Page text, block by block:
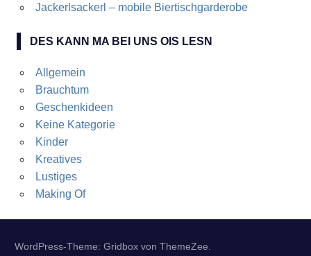
Jackerlsackerl – mobile Biertischgarderobe
DES KANN MA BEI UNS OIS LESN
Allgemein
Brauchtum
Geschenkideen
Keine Kategorie
Kinder
Kreatives
Lustiges
Making Of
WordPress-Theme: Gridbox von ThemeZee.